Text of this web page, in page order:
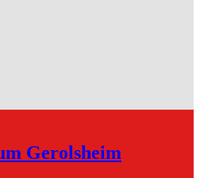
Gerolsheim